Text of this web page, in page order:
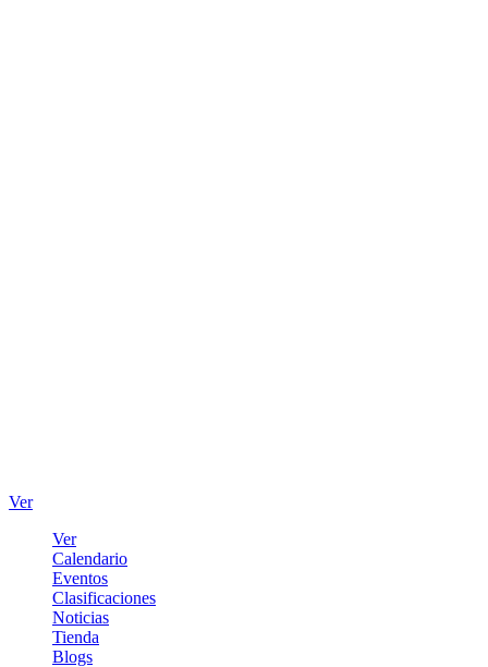
Ver
Ver
Calendario
Eventos
Clasificaciones
Noticias
Tienda
Blogs